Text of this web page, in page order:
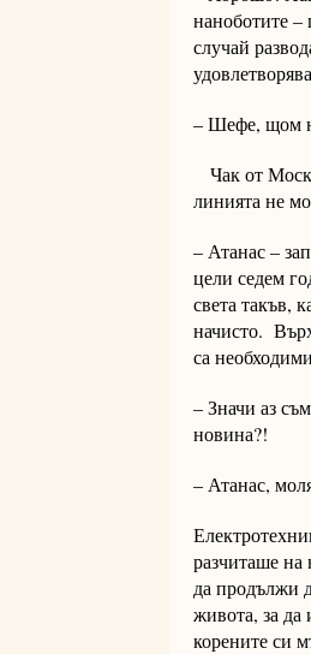
наноботите –
случай
– Шефе, щом
Чак от
линията не
– Атанас –
цели седем
света такъв,
начисто.
са
– Значи аз
новина?!
– Атанас,
разчиташе на
да продължи
живота, за да
корените си